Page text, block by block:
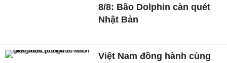
8/8: Bão Dolphin càn quét
Nhật Bản
Việt Nam đồng hành cùng